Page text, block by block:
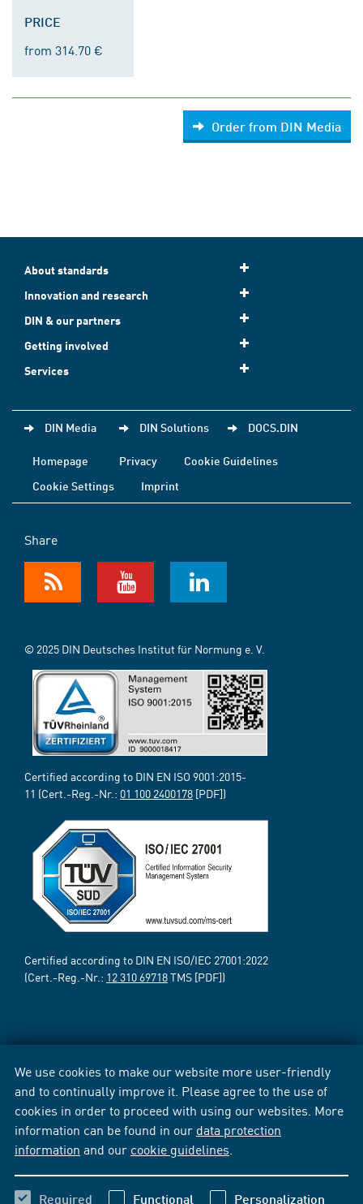
We use cookies to make our website more user-friendly
and to continually improve it. Please agree to the use of
cookies in order to proceed with using our websites. More
information can be found in our data protection
information and our cookie guidelines
Required Functional Personalization
PRICE
from 314.70 €
Order from DIN Media
About standards
Innovation and research
DIN & our partners
Getting involved
Services
DIN Media DIN Solutions DOCS.DIN
Homepage Privacy
Cookie Guidelines
Cookie Settings
Imprint
Share
© 2025 DIN Deutsches Institut für Normung e. V.
Certified according to DIN EN ISO 9001:2015-
11 (Cert.-Reg.-Nr.: 01 100 2400178 [PDF])
Certified according to DIN EN ISO/IEC 27001:2022
(Cert.-Reg.-Nr.: 12 310 69718TMS [PDF])